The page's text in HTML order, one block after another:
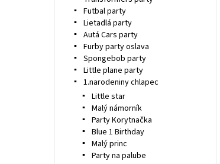
Futbal party
Lietadlá party
Autá Cars party
Furby party oslava
Spongebob party
Little plane party
1.narodeniny chlapec
Little star
Malý námorník
Party Korytnačka
Blue 1 Birthday
Malý princ
Party na palube